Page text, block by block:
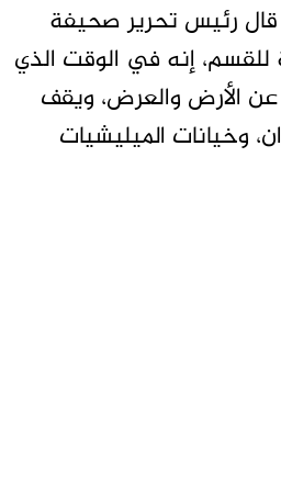
قال رئيس تحرير صحيفة
للقسم، إنه في الوقت الذي
الأرض والعرض، ويقف
وخيانات الميليشيات